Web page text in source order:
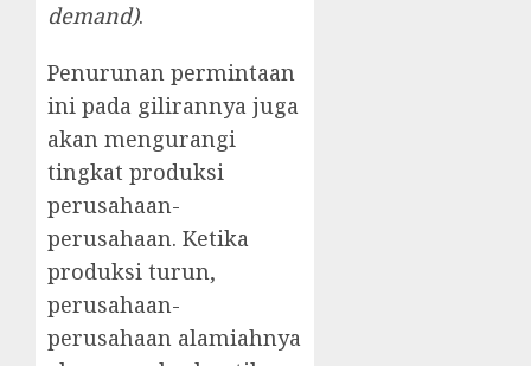
demand).
Penurunan permintaan
ini pada gilirannya juga
akan mengurangi
tingkat produksi
perusahaan-
perusahaan. Ketika
produksi turun,
perusahaan-
perusahaan alamiahnya